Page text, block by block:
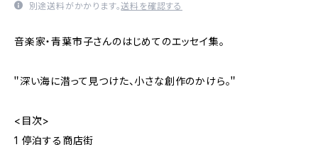
別途送料がかかります。送料を確認する
音楽家・青葉市子さんのはじめてのエッセイ集。
＂深い海に潜って見つけた、小さな創作のかけら。＂
<目次>
1 停泊する商店街